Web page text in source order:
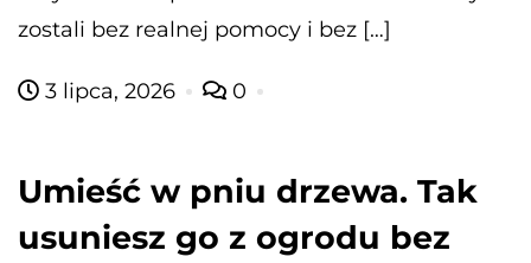
zostali bez realnej pomocy i bez […]
3 lipca, 2026 0
Umieść w pniu drzewa. Tak
usuniesz go z ogrodu bez